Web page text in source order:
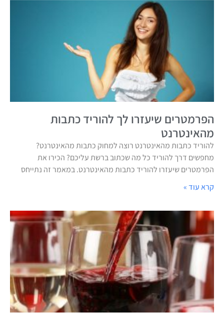
הפרמטרים שיעזרו לך להוריד כתבות
מהאינטרנט
להוריד כתבות מהאינטרנט רוצה למחוק כתבות מהאינטרנט?
מחפשים דרך להוריד כל מה שכתוב ברשת עליכם? הכירו את
הפרמטרים שיעזרו להוריד כתבות מהאינטרנט. במאמר זה נתייחס
קרא עוד »